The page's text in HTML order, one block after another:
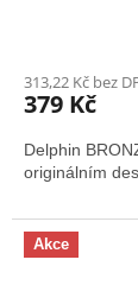
313,22 Kč bez
379 Kč
Delphin
originálním
Akce